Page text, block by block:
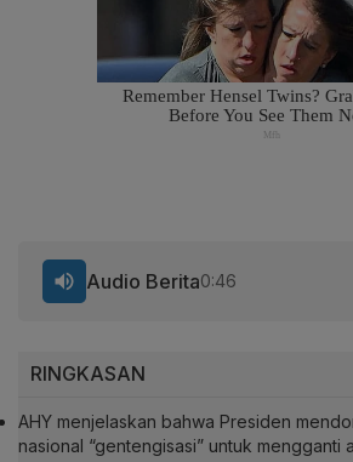
RINGKASAN
AHY menjelaskan bahwa Presiden
nasional “gentengisasi” untuk mengganti
Audio Berita0:46